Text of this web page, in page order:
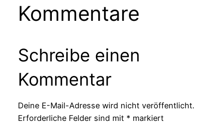
Kommentare
Schreibe einen
Kommentar
Deine E-Mail-Adresse wird nicht veröffentlicht.
Erforderliche Felder sind mit * markiert